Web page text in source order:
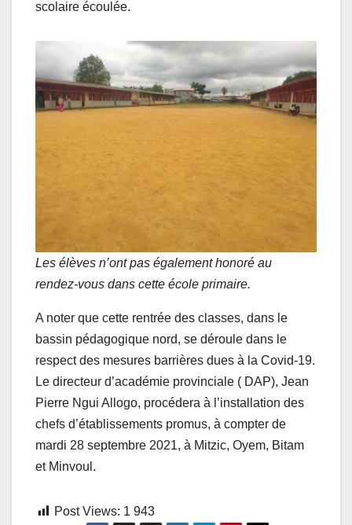
scolaire écoulée.
Les élèves n’ont pas également honoré au
rendez-vous dans cette école primaire.
A noter que cette rentrée des classes, dans le
bassin pédagogique nord, se déroule dans le
respect des mesures barrières dues à la Covid-19.
Le directeur d’académie provinciale ( DAP), Jean
Pierre Ngui Allogo, procédera à l’installation des
chefs d’établissements promus, à compter de
mardi 28 septembre 2021, à Mitzic, Oyem, Bitam
et Minvoul.
Post Views: 1 943